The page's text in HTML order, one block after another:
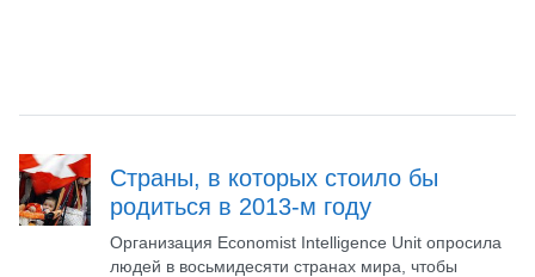
Страны, в которых стоило бы
родиться в 2013-м году
Организация Economist Intelligence Unit опросила
людей в восьмидесяти странах мира, чтобы